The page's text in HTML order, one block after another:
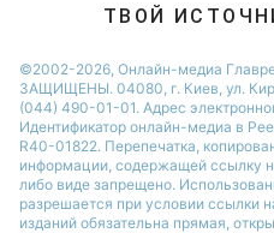
ТВОЙ
©2002-2026, Онлайн-медиа
ЗАЩИЩЕНЫ. 04080, г. Киев, ул.
(044) 490-01-01. Адрес
Идентификатор онлайн-медиа в
R40-01822. Перепечатка,
информации, содержащей ссылку
либо виде запрещено.
разрешается при условии ссылки
изданий обязательна прямая,